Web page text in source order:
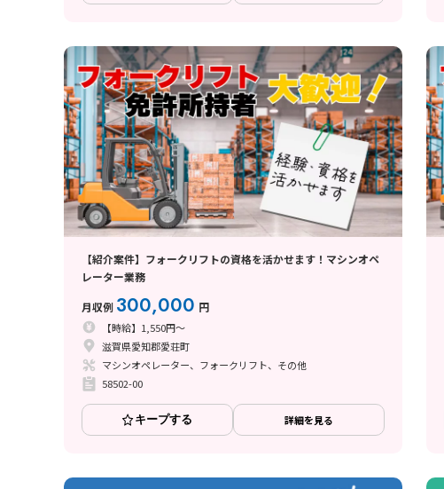
【紹介案件】フォークリフトの資格を活かせます！マシンオペ
レーター業務
月収例 300,000 円
【時給】1,550円～
滋賀県愛知郡愛荘町
マシンオペレーター、フォークリフト、その他
58502-00
キープする 詳細を見る